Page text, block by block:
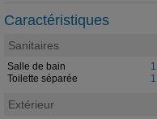
Caractéristiques
Sanitaires
Salle de bain 1
Toilette séparée
1
Extérieur